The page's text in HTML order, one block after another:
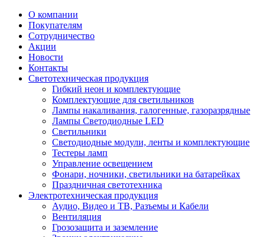
О компании
Покупателям
Сотрудничество
Акции
Новости
Контакты
Светотехническая продукция
Гибкий неон и комплектующие
Комплектующие для светильников
Лампы накаливания, галогенные, газоразрядные
Лампы Светодиодные LED
Светильники
Светодиодные модули, ленты и комплектующие
Тестеры ламп
Управление освещением
Фонари, ночники, светильники на батарейках
Праздничная светотехника
Электротехническая продукция
Аудио, Видео и ТВ, Разъемы и Кабели
Вентиляция
Грозозащита и заземление